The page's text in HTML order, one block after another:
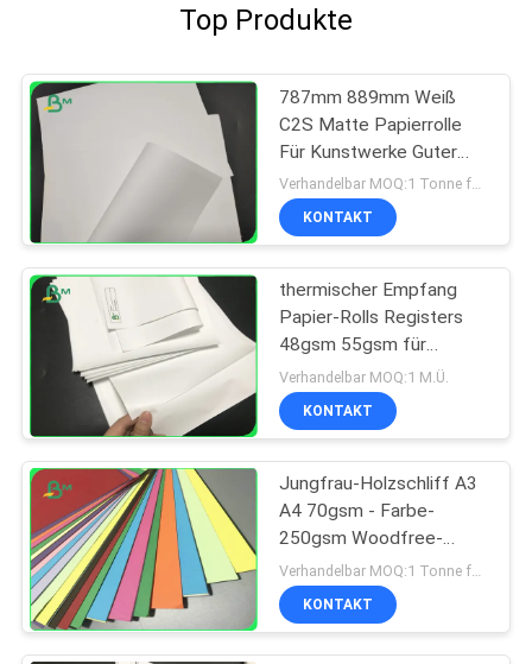
Top Produkte
787mm 889mm Weiß
C2S Matte Papierrolle
Für Kunstwerke Guter
Druck
Verhandelbar MOQ:1 Tonne für allgemeine Größe u. 10 Tonnen für Sondergröße
KONTAKT
thermischer Empfang
Papier-Rolls Registers
48gsm 55gsm für
Positions-ATM-Drucken
Verhandelbar MOQ:1 M.Ü.
KONTAKT
Jungfrau-Holzschliff A3
A4 70gsm - Farbe-
250gsm Woodfree-
Papier für Postkarte
KONTAKT